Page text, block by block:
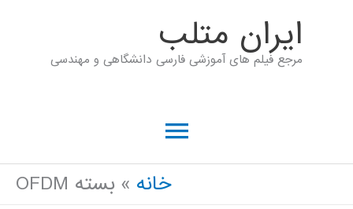
ايران متلب
مرجع فیلم های آموزشی فارسی دانشگاهی و مهندسی
فهرست
اصلی
خانه بسته OFDM